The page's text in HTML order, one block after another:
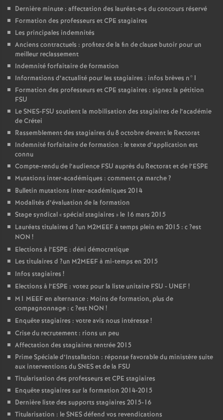
Dernière minute : affectation des lauréat-e-s du concours réservé
Formation des professeurs etCPE stagiaires
Les principales indemnités
Anciens contractuels : profitez de la fin de clause butoir pour un
meilleur reclassement
Indemnité forfaitaire de formation
Informations d’actualité pour les stagiaires : infos brèves n°1
Formation des professeurs etCPE stagiaires : signez la pétition
FSU
LeSNES-FSU soutient la mobilisation des stagiaires de l’académie
de Crétei
Rassemblement des stagiaires du 8 octobre devant le Rectorat
Indemnité forfaitaire de formation : le texte d’application est
connu
Compte-rendu de l’audience FSU auprès du Rectorat et de l’ESPE
Mutations inter-académiques : comment ça marche?
Bulletin mutations inter-académiques 2014
Modalités d’évaluation de la formation
Stage syndical «spécial stagiaires » le 16 mars 2015
Lauréats titulaires d ?un M2MEEFà temps plein en 2015 : c?est
NON !
Elections à l’ESPE : déni démocratique
Les titulaires d ?un M2MEEFà mi-temps en 2015
Infos stagiaires !
Elections à l’ESPE : votez pour la liste unitaire FSU - UNEF!
M1 MEEFen alternance : Moins de formation, plus de
compagnonnage : c?est NON !
Enquête stagiaires : votre avis nous intéresse!
Crise du recrutement : rions un peu
Affectation des stagiaires rentrée 2015
Prime Spéciale d’Installation : réponse favorable du ministère suite
aux interventions duSNESet de la FSU
Titularisation des professeurs etCPE stagiaires
Enquête stagiaires sur la formation 2014-2015
Dernière liste des supports stagiaires 2015-16
Titularisation : leSNESdéfend vos revendications